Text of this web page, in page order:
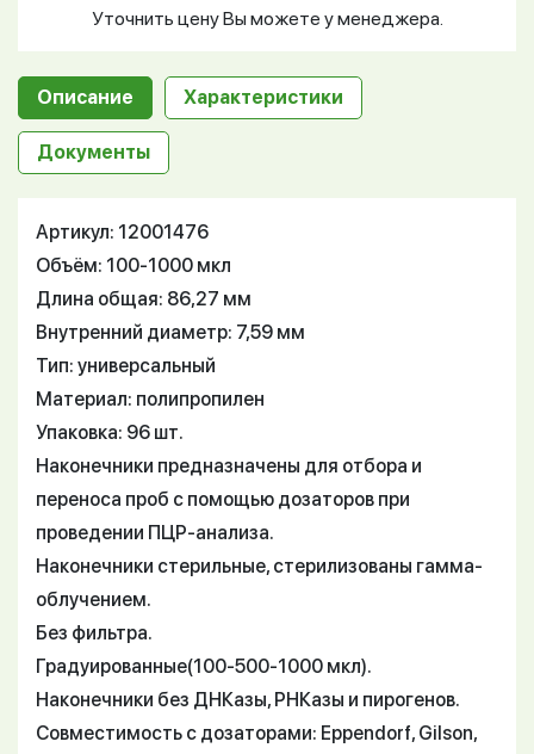
Уточнить цену Вы можете у менеджера.
Описание Характеристики
Документы
Артикул: 12001476
Объём: 100-1000 мкл
Длина общая: 86,27 мм
Внутренний диаметр: 7,59 мм
Тип: универсальный
Материал: полипропилен
Упаковка: 96 шт.
Наконечники предназначены для отбора и
переноса проб с помощью дозаторов при
проведении ПЦР-анализа.
Наконечники стерильные, стерилизованы гамма-
облучением.
Без фильтра.
Градуированные(100-500-1000 мкл).
Наконечники без ДНКазы, РНКазы и пирогенов.
Совместимость с дозаторами: Eppendorf, Gilson,